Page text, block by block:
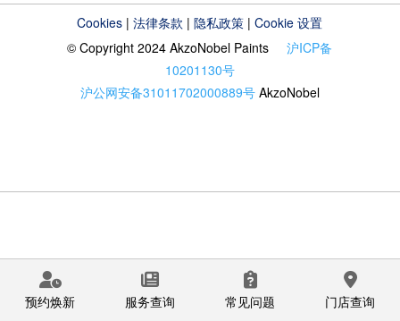
Cookies |法律条款 |隐私政策 |Cookie 设置
© Copyright 2024 AkzoNobel Paints沪ICP备
10201130号
沪公网安备31011702000889号 AkzoNobel
预约焕新 服务查询 常见问题 门店查询